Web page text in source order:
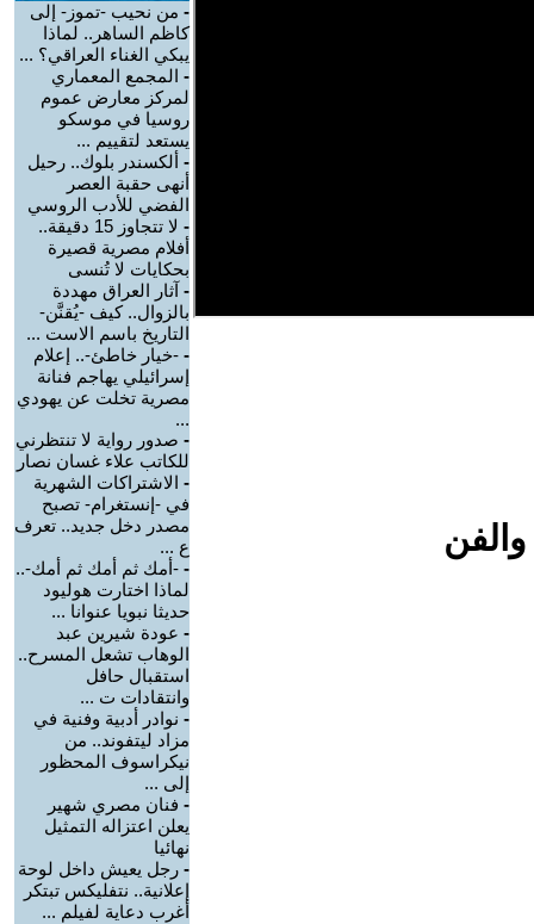
- من نحيب -تموز- إلى
كاظم الساهر.. لماذا
يبكي الغناء العراقي؟ ...
- المجمع المعماري
لمركز معارض عموم
روسيا في موسكو
يستعد لتقييم ...
- ألكسندر بلوك.. رحيل
أنهى حقبة العصر
الفضي للأدب الروسي
-
لا تتجاوز 15 دقيقة..
أفلام مصرية قصيرة
بحكايات لا تُنسى
- آثار العراق مهددة
بالزوال.. كيف -يُقنَّن-
التاريخ باسم الاست ...
- -خيار خاطئ-.. إعلام
إسرائيلي يهاجم فنانة
مصرية تخلت عن يهودي
...
- صدور رواية لا تنتظرني
للكاتب علاء غسان نصار
- الاشتراكات الشهرية
في -إنستغرام- تصبح
مصدر دخل جديد.. تعرف
ع ...
- -أمك ثم أمك ثم أمك-..
لماذا اختارت هوليود
حديثا نبويا عنوانا ...
- عودة شيرين عبد
الوهاب تشعل المسرح..
استقبال حافل
وانتقادات ت ...
- نوادر أدبية وفنية في
مزاد ليتفوند.. من
نيكراسوف المحظور
إلى ...
- فنان مصري شهير
يعلن اعتزاله التمثيل
نهائيا
- رجل يعيش داخل لوحة
إعلانية.. نتفليكس تبتكر
أغرب دعاية لفيلم ...